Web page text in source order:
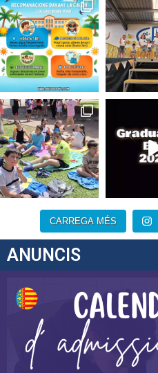
CARREGA MÉS
ANUNCIS